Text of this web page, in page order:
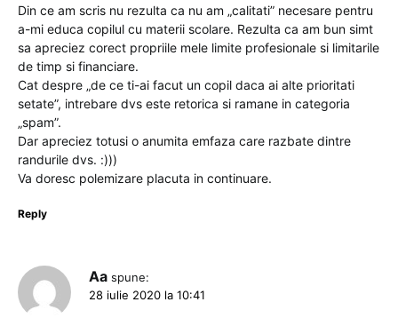
Din ce am scris nu rezulta ca nu am „calitati” necesare pentru
a-mi educa copilul cu materii scolare. Rezulta ca am bun simt
sa apreciez corect propriile mele limite profesionale si limitarile
de timp si financiare.
Cat despre „de ce ti-ai facut un copil daca ai alte prioritati
setate”, intrebare dvs este retorica si ramane in categoria
„spam”.
Dar apreciez totusi o anumita emfaza care razbate dintre
randurile dvs. :)))
Va doresc polemizare placuta in continuare.
Reply
Aa spune:
28 iulie 2020 la 10:41